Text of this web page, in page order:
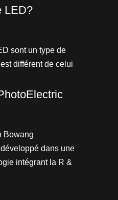
LED?
sont un type de
différent de celui
Bowang
dans une
intégrant la R &